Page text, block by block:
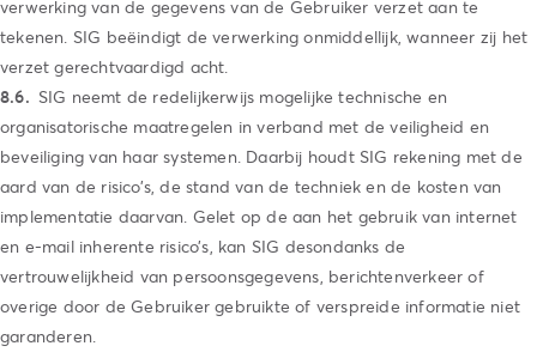
verwerking van de gegevens van de Gebruiker verzet aan te
tekenen. SIG beëindigt de verwerking onmiddellijk, wanneer zij het
verzet gerechtvaardigd acht.
SIG neemt de redelijkerwijs mogelijke technische en
organisatorische maatregelen in verband met de veiligheid en
beveiliging van haar systemen. Daarbij houdt SIG rekening met de
aard van de risico’s, de stand van de techniek en de kosten van
implementatie daarvan. Gelet op de aan het gebruik van internet
en e-mail inherente risico’s, kan SIG desondanks de
vertrouwelijkheid van persoonsgegevens, berichtenverkeer of
overige door de Gebruiker gebruikte of verspreide informatie niet
garanderen.